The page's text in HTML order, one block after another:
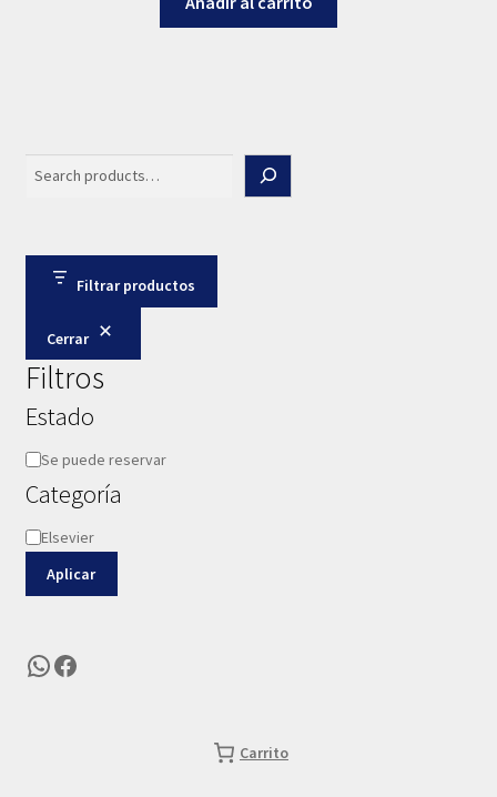
Filtrar productos
Cerrar
Filtros
Estado
Disponibilidad
Se puede reservar
Categoría
Categoría
Elsevier
Aplicar
WhatsApp
Facebook
Carrito